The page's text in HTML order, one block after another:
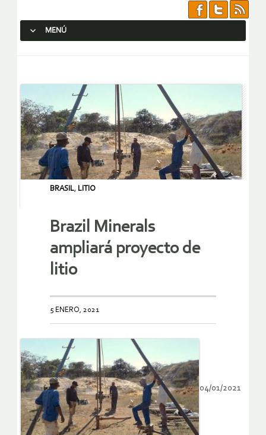
MENÚ
BRASIL, LITIO
Brazil Minerals
ampliará proyecto de
litio
5 ENERO, 2021
04/01/2021